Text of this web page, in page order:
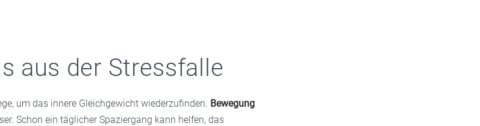
aus der Stressfalle
um das innere Gleichgewicht wiederzufinden. Bewegung
Schon ein täglicher Spaziergang kann helfen, das